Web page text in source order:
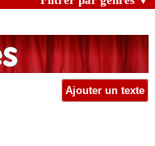
Ajouter un texte